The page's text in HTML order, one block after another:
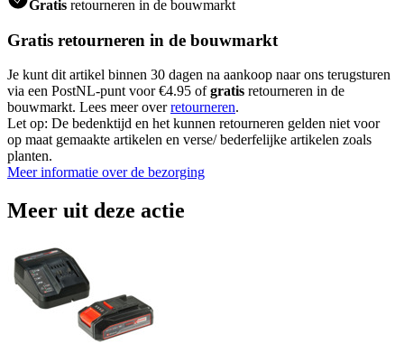
Gratis retourneren in de bouwmarkt
Gratis retourneren in de bouwmarkt
Je kunt dit artikel binnen 30 dagen na aankoop naar ons terugsturen
via een PostNL-punt voor €4.95 ofgratis retourneren in de
bouwmarkt. Lees meer overretourneren.
Let op: De bedenktijd en het kunnen retourneren gelden niet voor
op maat gemaakte artikelen en verse/ bederfelijke artikelen zoals
planten.
Meer informatie over de bezorging
Meer uit deze actie